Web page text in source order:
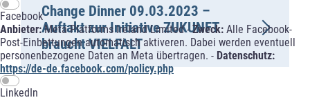
Facebook
Anbieter:Meta Platforms Ireland Limited -Zweck: Alle Facebook-
Post-Einbettungen automatisch aktiveren. Dabei werden eventuell
personenbezogene Daten an Meta übertragen. - Datenschutz:
https://de-de.facebook.com/policy.php
LinkedIn
Change Dinner 09.03.2023 –
Auftakt zur Initiative ZUKUNFT
braucht VIELFALT